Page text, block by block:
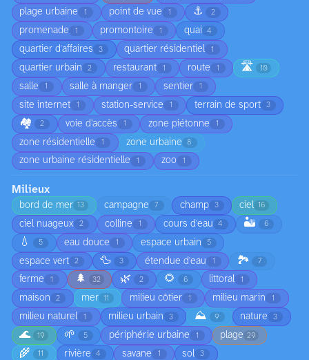
plage urbaine 1 point de vue 1 ⚓ 2
promenade 1 promontoire 1 quai 4
quartier d'affaires 3 quartier résidentiel 1
quartier urbain 2 restaurant 1 route 1 🛣️ 10
salle 1 salle à manger 1 sentier 1
site internet 1 station-service 1 terrain de sport 3
🏘️ 2 voie d’accès 1 zone piétonne 1
zone résidentielle 1 zone urbaine 8
zone urbaine résidentielle 1 zoo 1
Milieux
bord de mer 13 campagne 7 champ 3 ciel 16
ciel nuageux 2 colline 1 cours d'eau 4 🏜️ 6
💧 5 eau douce 1 espace urbain 5
espace vert 2 🦆 3 étendue d'eau 1 🏞️ 7
ferme 1 🌲 32 🌿 2 🌻 6 littoral 1
maison 2 mer 11 milieu côtier 1 milieu marin 1
milieu naturel 1 milieu urbain 3 ⛰️ 9 nature 3
🌊 19 🌱 5 périphérie urbaine 1 plage 29
🌾 11 rivière 4 savane 1 sol 3